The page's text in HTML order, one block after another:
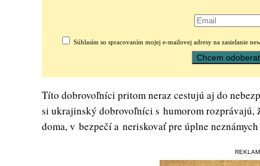
Súhlasím so spracovaním mojej e-mailovej adresy na zasielanie
Títo dobrovoľníci pritom neraz cestujú aj do
si ukrajinský dobrovoľníci s humorom rozprávajú,
doma, v bezpečí a neriskovať pre úplne